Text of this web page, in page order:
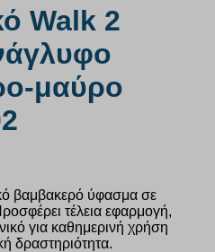
Walk 2
μαύρο
βαμβακερό ύφασμα σε
τέλεια εφαρμογή,
για καθημερινή χρήση
δραστηριότητα.